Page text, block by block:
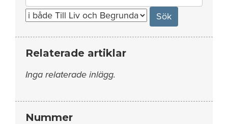
for:
Relaterade artiklar
Inga relaterade inlägg.
Nummer